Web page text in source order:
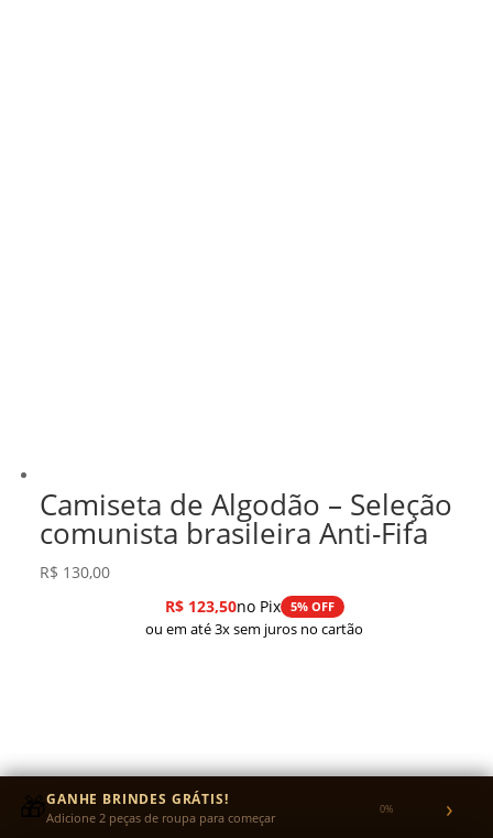
Camiseta de Algodão – Seleção
comunista brasileira Anti-Fifa
R$ 130,00
R$123,50no Pix 5% OFF
ou em até 3x sem juros no cartão
🎁GANHE BRINDES GRÁTIS!
Adicione 2 peças de roupa para começar 0% ›